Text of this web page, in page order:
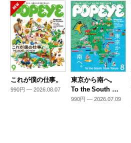
これが僕の仕事。
990円 — 2026.08.07
東京から南へ。
To the South …
990円 — 2026.07.09